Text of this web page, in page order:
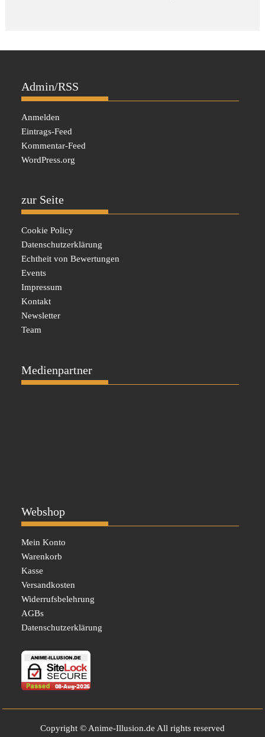
Admin/RSS
Anmelden
Eintrags-Feed
Kommentar-Feed
WordPress.org
zur Seite
Cookie Policy
Datenschutzerklärung
Echtheit von Bewertungen
Events
Impressum
Kontakt
Newsletter
Team
Medienpartner
Webshop
Mein Konto
Warenkorb
Kasse
Versandkosten
Widerrufsbelehrung
AGBs
Datenschutzerklärung
Copyright © Anime-Illusion.de All rights reserved